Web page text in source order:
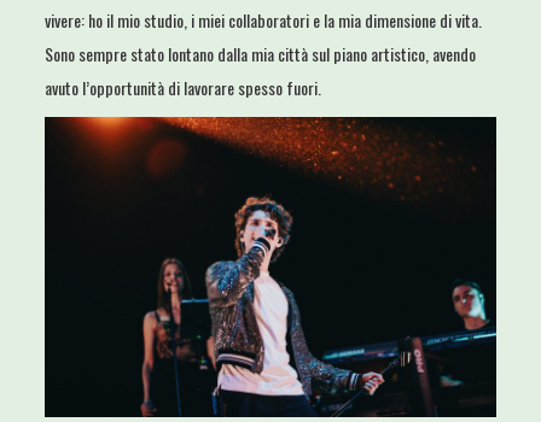
vivere: ho il mio studio, i miei collaboratori e la mia dimensione di vita.
Sono sempre stato lontano dalla mia città sul piano artistico, avendo
avuto l’opportunità di lavorare spesso fuori.